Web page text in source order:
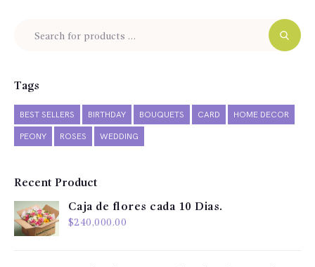
Tags
BEST SELLERS BIRTHDAY BOUQUETS CARD HOME DECOR
PEONY ROSES WEDDING
Recent Product
Caja de flores cada 10 Dias.
$240,000.00